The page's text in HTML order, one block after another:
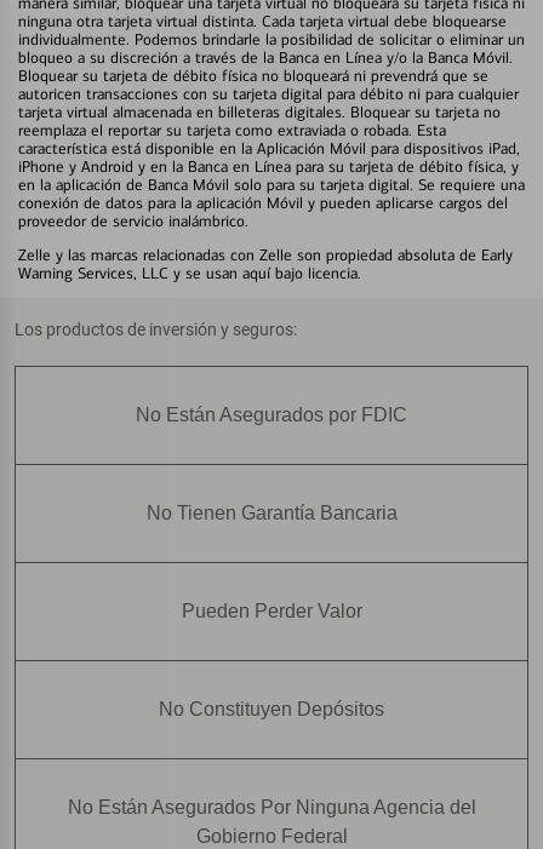
ninguna otra tarjeta virtual distinta. Cada tarjeta virtual debe bloquearse
individualmente. Podemos brindarle la posibilidad de solicitar o eliminar un
bloqueo a su discreción a través de la Banca en Línea y/o la Banca Móvil.
Bloquear su tarjeta de débito física no bloqueará ni prevendrá que se
autoricen transacciones con su tarjeta digital para débito ni para cualquier
tarjeta virtual almacenada en billeteras digitales. Bloquear su tarjeta no
reemplaza el reportar su tarjeta como extraviada o robada. Esta
característica está disponible en la Aplicación Móvil para dispositivos iPad,
iPhone y Android y en la Banca en Línea para su tarjeta de débito física, y
en la aplicación de Banca Móvil solo para su tarjeta digital. Se requiere una
conexión de datos para la aplicación Móvil y pueden aplicarse cargos del
proveedor de servicio inalámbrico.
Zelle y las marcas relacionadas con Zelle son propiedad absoluta de Early
Warning Services, LLC y se usan aquí bajo licencia.
Los productos de inversión y seguros:
No Están Asegurados por FDIC
No Tienen Garantía Bancaria
Pueden Perder Valor
No Constituyen Depósitos
No Están Asegurados Por Ninguna Agencia del
Gobierno Federal